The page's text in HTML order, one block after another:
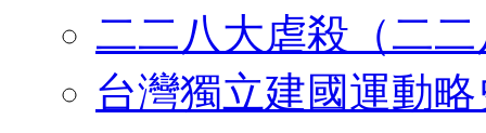
二二八大虐殺（二
台灣獨立建國運動略